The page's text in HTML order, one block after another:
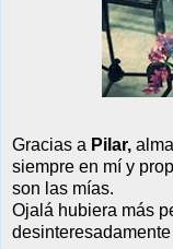
Gracias a Pilar,
siempre en mí y
son las mías.
Ojalá hubiera más